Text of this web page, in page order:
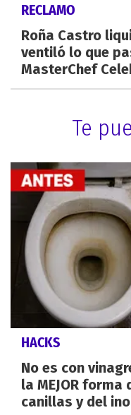
RECLAMO
Roña Castro
ventiló lo que
MasterChef
Te
HACKS
No es con
la MEJOR
canillas y del